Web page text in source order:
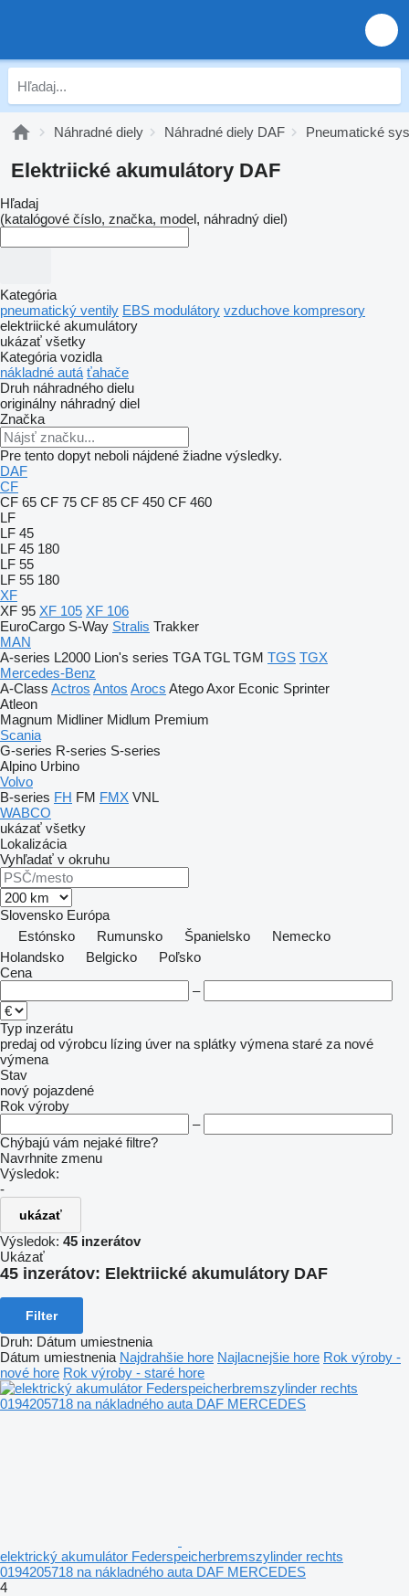
Náhradné diely Náhradné diely DAF Pneumatické
Elektriické akumulátory DAF
Hľadaj
(katalógové číslo, značka, model, náhradný diel)
Kategória
pneumatický ventily EBS modulátory vzduchove kompresory
elektriické akumulátory
ukázať všetky
Kategória vozidla
nákladné autá ťahače
Druh náhradného dielu
originálny náhradný diel
Značka
Pre tento dopyt neboli nájdené žiadne výsledky.
DAF
CF
CF 65 CF 75 CF 85 CF 450 CF 460
LF
LF 45
LF 45 180
LF 55
LF 55 180
XF
XF 95 XF 105 XF 106
EuroCargo S-Way Stralis Trakker
MAN
A-series L2000 Lion's series TGA TGL TGM TGS TGX
Mercedes-Benz
A-Class Actros Antos Arocs AtegoAxor Econic Sprinter
Atleon
Magnum Midliner Midlum Premium
Scania
G-series R-series S-series
Alpino Urbino
Volvo
B-series FH FM FMX VNL
WABCO
ukázať všetky
Lokalizácia
Vyhľadať v okruhu
Slovensko Európa
Estónsko
Rumunsko Španielsko
Nemecko
Holandsko
Belgicko
Poľsko
Cena
–
Typ inzerátu
predaj od výrobcu lízing úver na splátky výmena staré za nové
výmena
Stav
nový pojazdené
Rok výroby
–
Chýbajú vám nejaké filtre?
Navrhnite zmenu
Výsledok:
-
ukázať
Výsledok: 45 inzerátov
Ukázať
45 inzerátov: Elektriické akumulátory DAF
Filter
Druh: Dátum umiestnenia
Dátum umiestnenia Najdrahšie hore Najlacnejšie hore Rok výroby -
nové hore Rok výroby - staré hore
elektrický akumulátor Federspeicherbremszylinder rechts
0194205718 na nákladného auta DAF MERCEDES
4